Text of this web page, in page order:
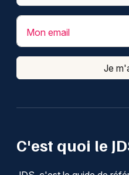
C'est quoi le
Mon email
Je